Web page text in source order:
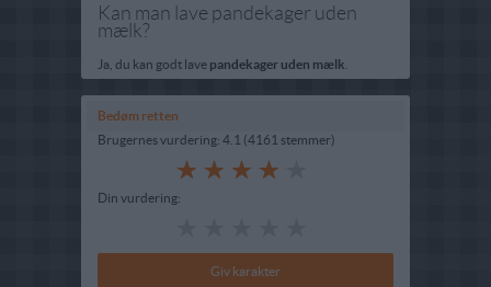
Kan man lave pandekager uden
mælk?
Ja, du kan godt lave pandekager uden mælk
Bedøm retten
Brugernes vurdering: 4.1 (4161 stemmer)
Din vurdering: